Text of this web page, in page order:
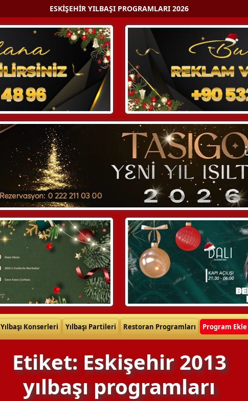
ESKIŞEHIR YILBAŞI PROGRAMLARI 2026
Yılbaşı Konserleri Yılbaşı Partileri Restoran Programları Program Ekle
Etiket: Eskişehir 2013
yılbaşı programları